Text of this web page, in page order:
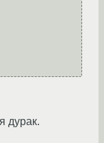
дурак.